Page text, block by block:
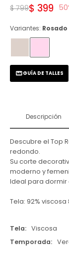
$ 399
$ 799 50
Variantes: Rosado
GUÍA DE TALLES
Descripción
Descubre el Top
redondo.
Su corte
moderno y
Ideal para
Tela: 92% viscosa
Tela
Viscosa
Temporada